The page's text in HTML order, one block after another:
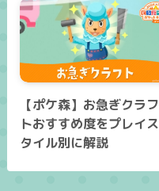
【ポケ森】お急ぎクラフ
トおすすめ度をプレイス
タイル別に解説